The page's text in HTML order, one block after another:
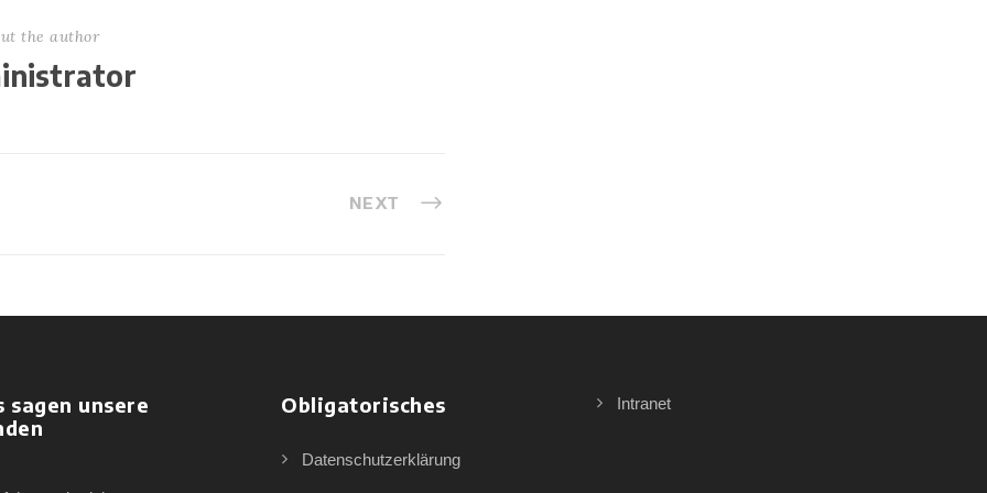
the author
NEXT
sagen unsere
Obligatorisches
Datenschutzerklärung
Intranet